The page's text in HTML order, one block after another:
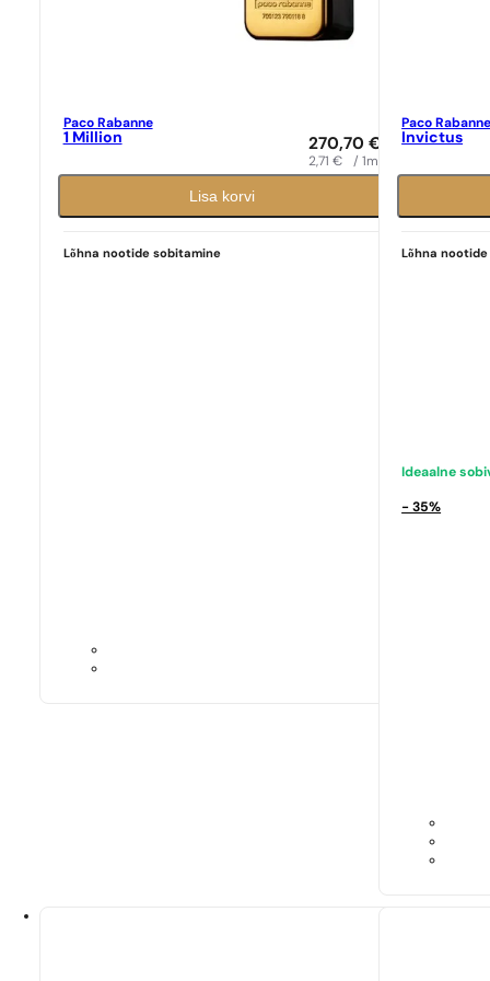
Paco Rabanne
1 Million 270,70 €
2,71 € / 1ml
Lisa korvi
Lõhna nootide sobitamine
Paco
Invictus
Lõhna
Ideaalne
- 35%